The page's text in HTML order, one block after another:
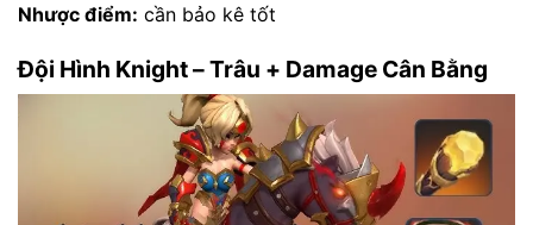
Nhược điểm: cần bảo kê tốt
Đội Hình Knight – Trâu + Damage Cân Bằng